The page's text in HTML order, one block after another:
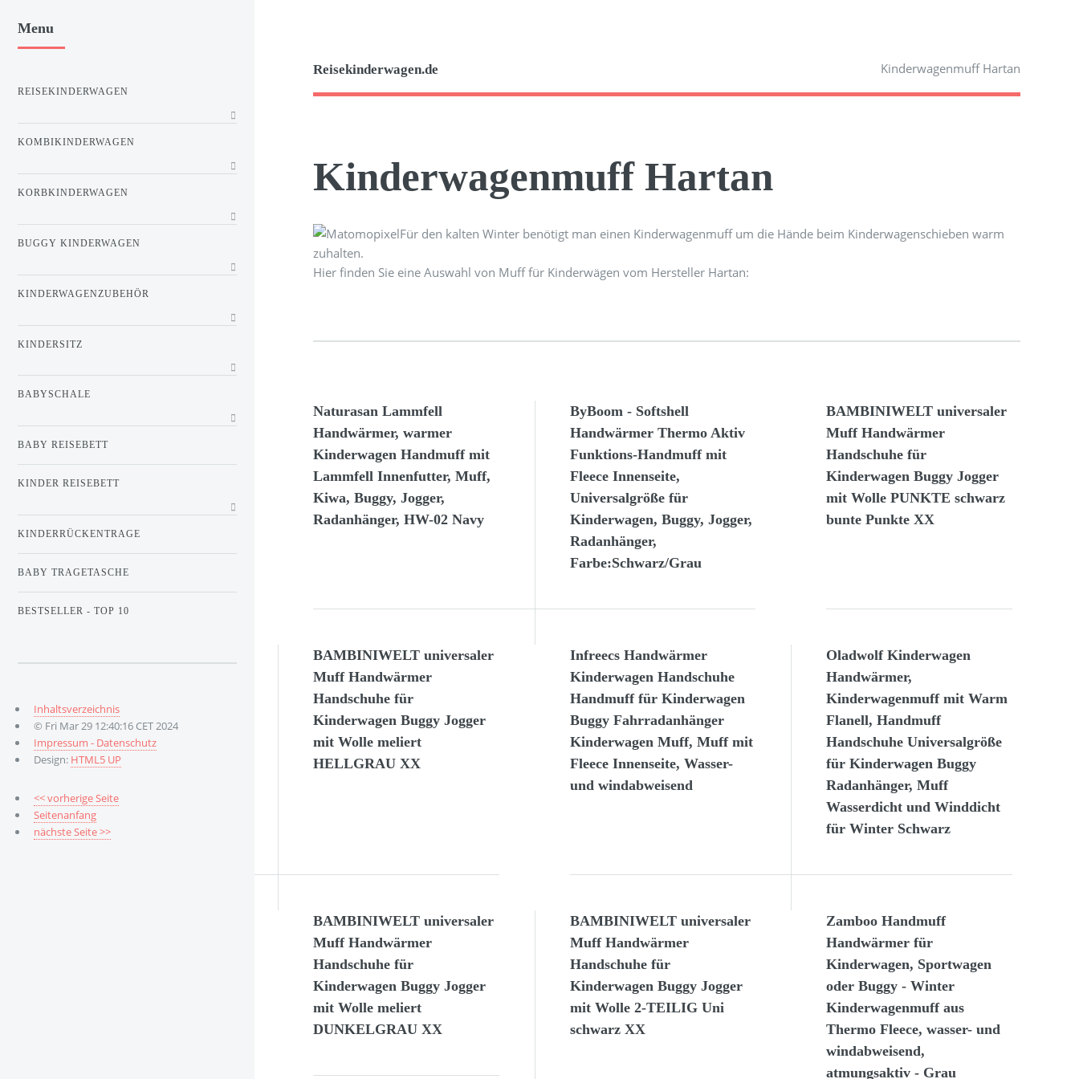
Reisekinderwagen.de Kinderwagenmuff Hartan
Kinderwagenmuff Hartan
Für den kalten Winter benötigt man einen Kinderwagenmuff um die Hände beim Kinderwagenschieben warm
zuhalten.
Hier finden Sie eine Auswahl von Muff für Kinderwägen vom Hersteller Hartan:
Naturasan Lammfell
Handwärmer, warmer
Kinderwagen Handmuff mit
Lammfell Innenfutter, Muff,
Kiwa, Buggy, Jogger,
Radanhänger, HW-02 Navy
ByBoom - Softshell
Handwärmer Thermo Aktiv
Funktions-Handmuff mit
Fleece Innenseite,
Universalgröße für
Kinderwagen, Buggy, Jogger,
Radanhänger,
Farbe:Schwarz/Grau
BAMBINIWELT universaler
Muff Handwärmer
Handschuhe für
Kinderwagen Buggy Jogger
mit Wolle PUNKTE schwarz
bunte Punkte XX
BAMBINIWELT universaler
Muff Handwärmer
Handschuhe für
Kinderwagen Buggy Jogger
mit Wolle meliert
HELLGRAU XX
Infreecs Handwärmer
Kinderwagen Handschuhe
Handmuff für Kinderwagen
Buggy Fahrradanhänger
Kinderwagen Muff, Muff mit
Fleece Innenseite, Wasser-
und windabweisend
Oladwolf Kinderwagen
Handwärmer,
Kinderwagenmuff mit Warm
Flanell, Handmuff
Handschuhe Universalgröße
für Kinderwagen Buggy
Radanhänger, Muff
Wasserdicht und Winddicht
für Winter Schwarz
BAMBINIWELT universaler
Muff Handwärmer
Handschuhe für
Kinderwagen Buggy Jogger
mit Wolle meliert
DUNKELGRAU XX
BAMBINIWELT universaler
Muff Handwärmer
Handschuhe für
Kinderwagen Buggy Jogger
mit Wolle 2-TEILIG Uni
schwarz XX
Zamboo Handmuff
Handwärmer für
Kinderwagen, Sportwagen
oder Buggy - Winter
Kinderwagenmuff aus
Thermo Fleece, wasser- und
windabweisend,
atmungsaktiv - Grau
Menu
REISEKINDERWAGEN
KOMBIKINDERWAGEN
KORBKINDERWAGEN
BUGGY KINDERWAGEN
KINDERWAGENZUBEHÖR
KINDERSITZ
BABYSCHALE
BABY REISEBETT
KINDER REISEBETT
KINDERRÜCKENTRAGE
BABY TRAGETASCHE
BESTSELLER - TOP 10
Inhaltsverzeichnis
© Fri Mar 29 12:40:16 CET 2024
Impressum - Datenschutz
Design: HTML5 UP
<< vorherige Seite
Seitenanfang
nächste Seite >>